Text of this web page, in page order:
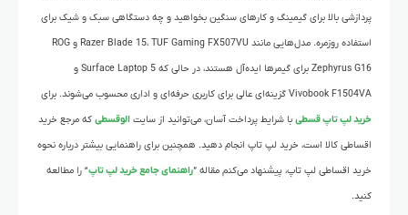
پردازشی بالا برای گیمینگ و کارهای سنگین بخواهید و چه دستگاهی سبک و شیک برای
استفاده روزمره. مدل‌هایی مانند Razer Blade 15، TUF Gaming FX507VU و ROG
Zephyrus G16 برای گیمرها ایده‌آل هستند، در حالی‌ که Surface Laptop 5 و
Vivobook F1504VA گزینه‌ای عالی برای کاربری حرفه‌ای و اداری محسوب می‌شوند. برای
خرید لپ‌ تاپ قسطی با شرایط پرداخت آسان، می‌توانید از سایت الوقسطی که مرجع خرید
اقساطی کالا است، خرید لپ تاپ انجام دهید. همچنین برای راهنمایی بیشتر درباره نحوه
خرید اقساطی لپ تاپ، پیشنهاد می‌کنم مقاله “راهنمای جامع خرید لپ تاپ” را مطالعه
کنید.